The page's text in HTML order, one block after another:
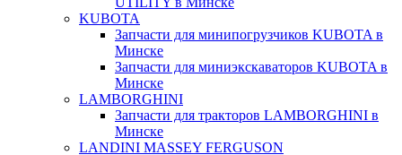
KUBOTA
Запчасти для минипогрузчиков KUBOTA в
Минске
Запчасти для миниэкскаваторов KUBOTA в
Минске
LAMBORGHINI
Запчасти для тракторов LAMBORGHINI в
Минске
LANDINI MASSEY FERGUSON